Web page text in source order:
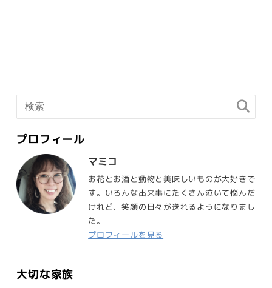
プロフィール
マミコ
お花とお酒と動物と美味しいものが大好きで
す。いろんな出来事にたくさん泣いて悩んだ
けれど、笑顔の日々が送れるようになりまし
た。
プロフィールを見る
大切な家族